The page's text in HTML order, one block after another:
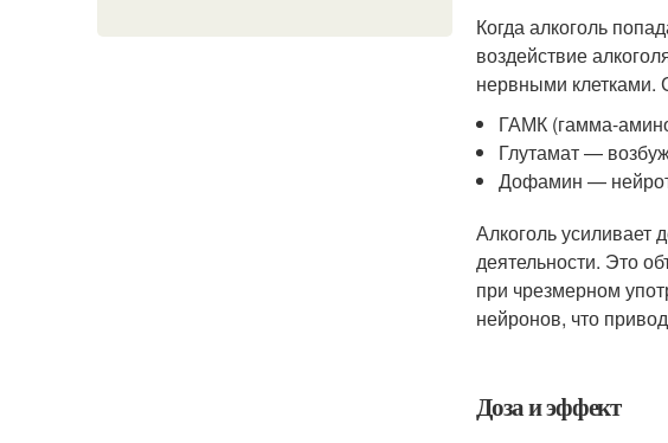
Когда алкоголь
воздействие
нервными клетками.
ГАМК (гамма-
Глутамат —
Дофамин —
Алкоголь усиливает
деятельности. Это
при чрезмерном
нейронов, что
Доза и эффект